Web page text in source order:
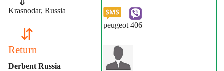
Krasnodar, Russia
⇵
Return
Derbent Russia
peugeot 406